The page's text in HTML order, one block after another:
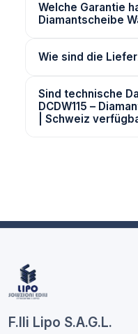
Welche Garantie
Diamantscheibe
Wie sind die
Sind technische
DCDW115 –
| Schweiz
F.lli Lipo S.A.G.L.